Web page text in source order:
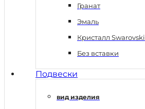
Гранат
Эмаль
Кристалл Swarovski
Без вставки
Подвески
вид изделия